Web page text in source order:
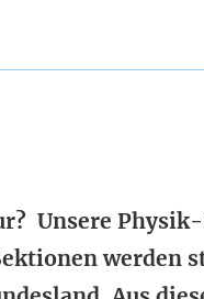
Unsere
werden